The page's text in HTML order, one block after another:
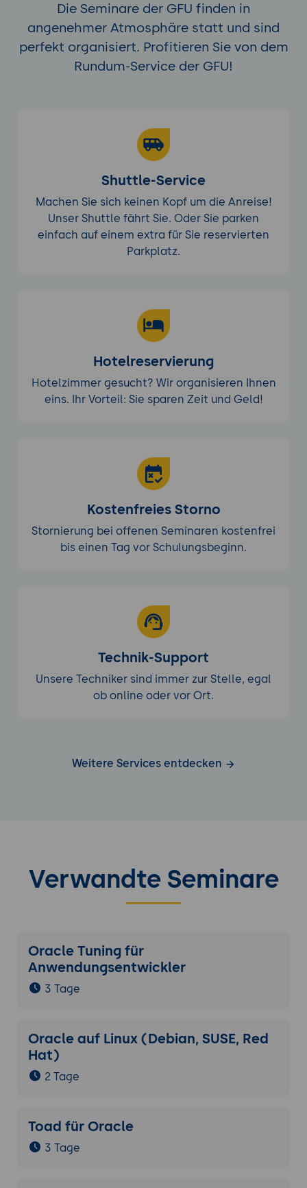
Die Seminare der GFU finden in
angenehmer Atmosphäre statt und sind
perfekt organisiert. Profitieren Sie von dem
Rundum-Service der GFU!
Shuttle-Service
Machen Sie sich keinen Kopf um die Anreise!
Unser Shuttle fährt Sie. Oder Sie parken
einfach auf einem extra für Sie reservierten
Parkplatz.
Hotelreservierung
Hotelzimmer gesucht? Wir organisieren Ihnen
eins. Ihr Vorteil: Sie sparen Zeit und Geld!
Kostenfreies Storno
Stornierung bei offenen Seminaren kostenfrei
bis einen Tag vor Schulungsbeginn.
Technik-Support
Unsere Techniker sind immer zur Stelle, egal
ob online oder vor Ort.
Weitere Services entdecken
Verwandte Seminare
Oracle Tuning für
Anwendungsentwickler
3 Tage
Oracle auf Linux (Debian, SUSE, Red
Hat)
2 Tage
Toad für Oracle
3 Tage